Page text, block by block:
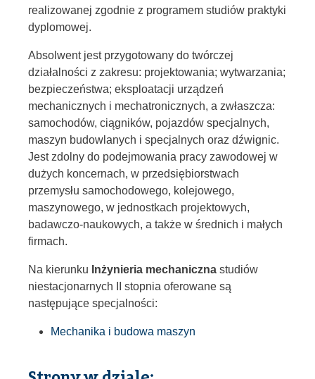
realizowanej zgodnie z programem studiów praktyki
dyplomowej.
Absolwent jest przygotowany do twórczej
działalności z zakresu: projektowania; wytwarzania;
bezpieczeństwa; eksploatacji urządzeń
mechanicznych i mechatronicznych, a zwłaszcza:
samochodów, ciągników, pojazdów specjalnych,
maszyn budowlanych i specjalnych oraz dźwignic.
Jest zdolny do podejmowania pracy zawodowej w
dużych koncernach, w przedsiębiorstwach
przemysłu samochodowego, kolejowego,
maszynowego, w jednostkach projektowych,
badawczo-naukowych, a także w średnich i małych
firmach.
Na kierunku Inżynieria mechaniczna studiów
niestacjonarnych II stopnia oferowane są
następujące specjalności:
Mechanika i budowa maszyn